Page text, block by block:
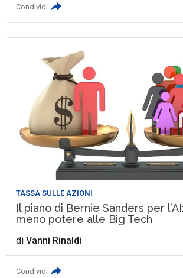
Condividi
TASSA SULLE AZIONI
Il piano di Bernie Sanders per
meno potere alle Big Tech
diVanni Rinaldi
Condividi